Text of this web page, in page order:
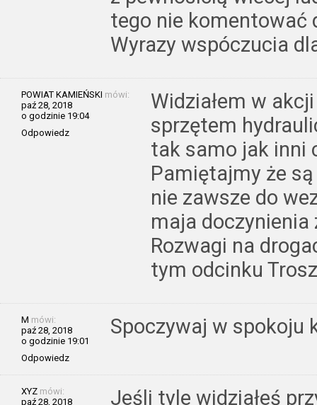
tego nie komentować
Wyrazy wspóczucia
POWIAT KAMIEŃSKI mówi:
paź 28, 2018
o godzinie 19:04
Odpowiedz
Widziałem w
sprzętem
tak samo jak inni
Pamiętajmy że
nie zawsze do
maja
Rozwagi na
tym odcinku
M mówi:
paź 28, 2018
o godzinie 19:01
Odpowiedz
Spoczywaj w spokoju
XYZ mówi:
paź 28, 2018
Jeśli tyle widziałeś